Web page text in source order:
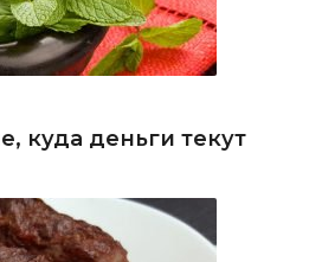
куда деньги текут